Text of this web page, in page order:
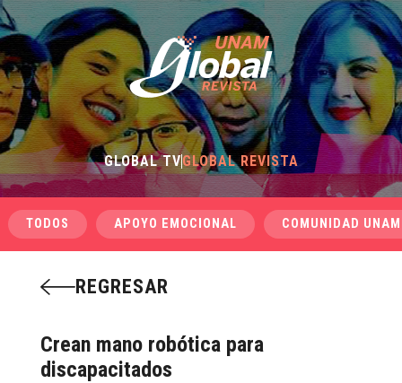
GLOBAL TVGLOBAL REVISTA
TODOS APOYO EMOCIONAL COMUNIDAD UNAM
REGRESAR
Crean mano robótica para
discapacitados